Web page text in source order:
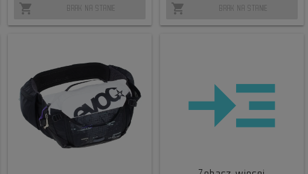
shopping_cart BRAK NA STANIE shopping_cart BRAK NA STANIE